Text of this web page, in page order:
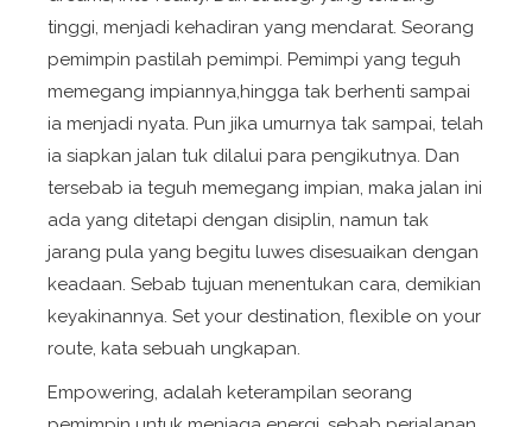
tinggi, menjadi kehadiran yang mendarat. Seorang
pemimpin pastilah pemimpi. Pemimpi yang teguh
memegang impiannya,hingga tak berhenti sampai
ia menjadi nyata. Pun jika umurnya tak sampai, telah
ia siapkan jalan tuk dilalui para pengikutnya. Dan
tersebab ia teguh memegang impian, maka jalan ini
ada yang ditetapi dengan disiplin, namun tak
jarang pula yang begitu luwes disesuaikan dengan
keadaan. Sebab tujuan menentukan cara, demikian
keyakinannya. Set your destination, flexible on your
route, kata sebuah ungkapan.
Empowering, adalah keterampilan seorang